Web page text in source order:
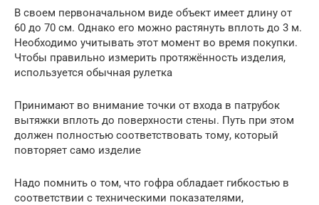
В своем первоначальном виде объект имеет длину от
60 до 70 см. Однако его можно растянуть вплоть до 3 м.
Необходимо учитывать этот момент во время покупки.
Чтобы правильно измерить протяжённость изделия,
используется обычная рулетка
Принимают во внимание точки от входа в патрубок
вытяжки вплоть до поверхности стены. Путь при этом
должен полностью соответствовать тому, который
повторяет само изделие
Надо помнить о том, что гофра обладает гибкостью в
соответствии с техническими показателями,